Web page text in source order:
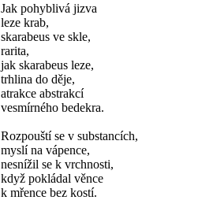
Jak pohyblivá jizva
leze krab,
skarabeus ve skle,
rarita,
jak skarabeus leze,
trhlina do děje,
atrakce abstrakcí
vesmírného bedekra.
Rozpouští se v substancích,
myslí na vápence,
nesnížil se k vrchnosti,
když pokládal věnce
k mřence bez kostí.